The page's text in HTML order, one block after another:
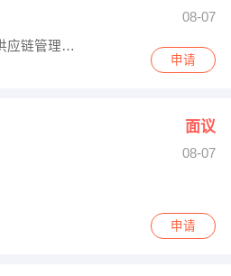
08-07
环球云仓（北京）供应链管理有限公司
申请
面议
08-07
申请